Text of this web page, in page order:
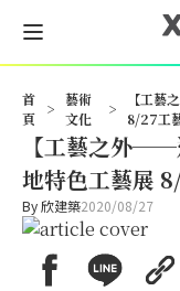
首
頁
>
藝術
文化
>
【工藝
8/27工
【工藝之外
地特色工藝展
By欣建築2020/08/27